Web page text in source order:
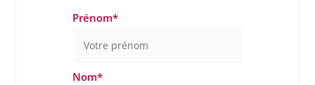
Prénom*
Nom*